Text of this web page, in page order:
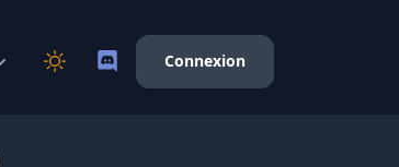
Connexion